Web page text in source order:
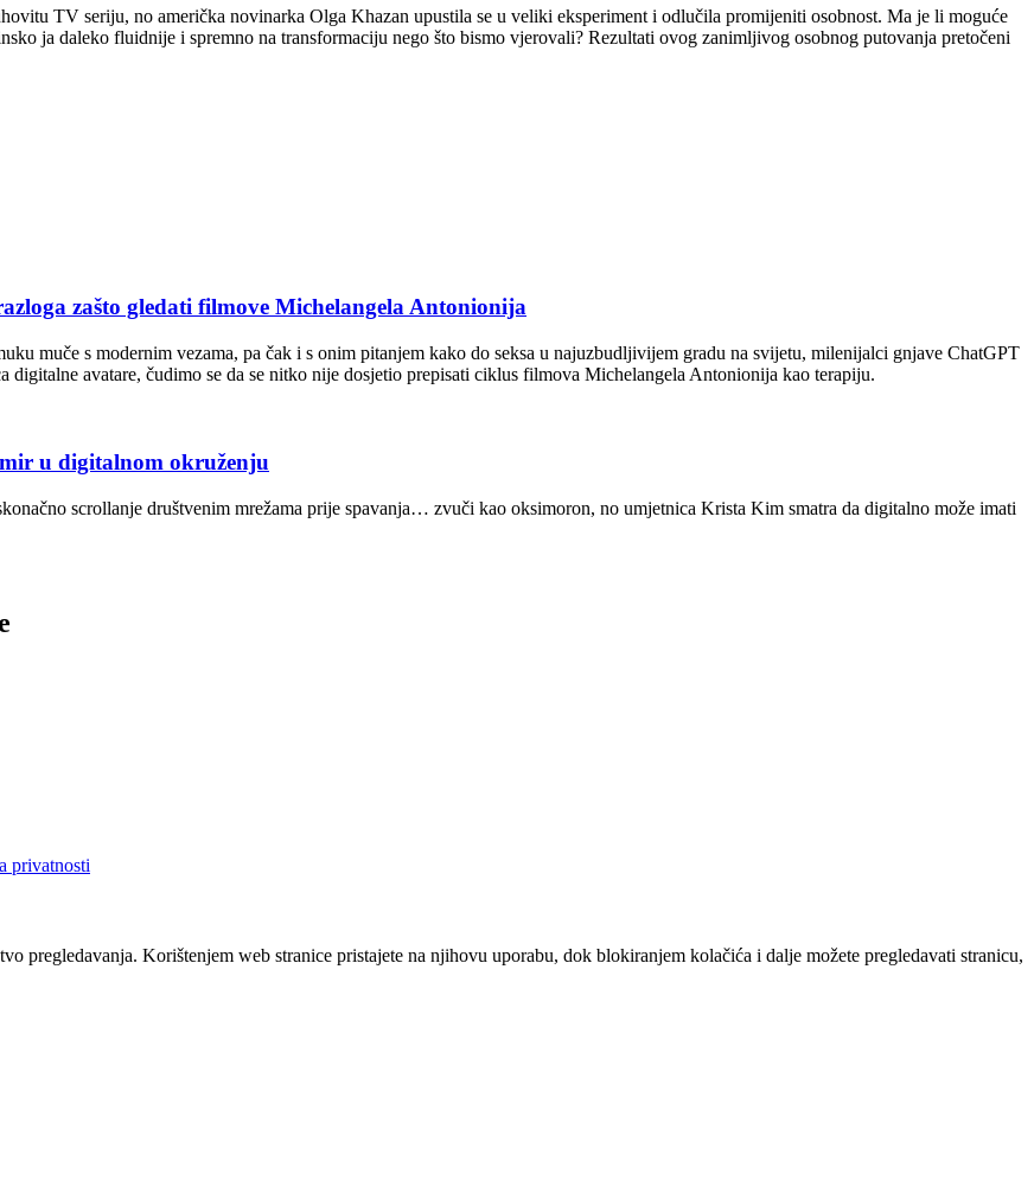
TV seriju, no američka novinarka Olga Khazan upustila se u veliki eksperiment i odlučila promijeniti osobnost. Ma je li moguće
ja daleko fluidnije i spremno na transformaciju nego što bismo vjerovali? Rezultati ovog zanimljivog osobnog putovanja pretočeni
zašto gledati filmove Michelangela Antonionija
muče s modernim vezama, pa čak i s onim pitanjem kako do seksa u najuzbudljivijem gradu na svijetu, milenijalci gnjave ChatGPT
avatare, čudimo se da se nitko nije dosjetio prepisati ciklus filmova Michelangela Antonionija kao terapiju.
u digitalnom okruženju
scrollanje društvenim mrežama prije spavanja… zvuči kao oksimoron, no umjetnica Krista Kim smatra da digitalno može imati
privatnosti
pregledavanja. Korištenjem web stranice pristajete na njihovu uporabu, dok blokiranjem kolačića i dalje možete pregledavati stranicu,